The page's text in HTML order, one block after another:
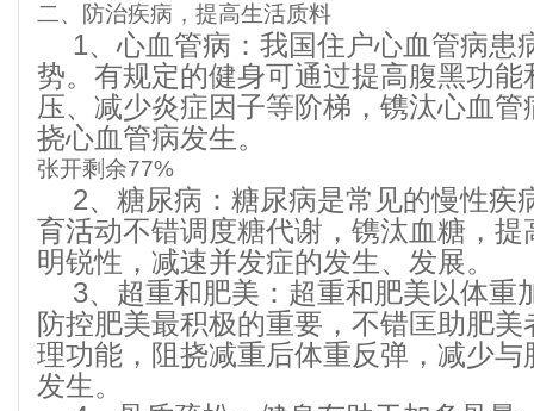
二、防治疾病，提高生活质料
1、心血管病：我国住户心血管病患
势。有规定的健身可通过提高腹黑功
压、减少炎症因子等阶梯，镌汰心血
挠心血管病发生。
张开剩余77%
2、糖尿病：糖尿病是常见的慢性疾
育活动不错调度糖代谢，镌汰血糖，
明锐性，减速并发症的发生、发展。
3、超重和肥美：超重和肥美以体重
防控肥美最积极的重要，不错匡助肥
理功能，阻挠减重后体重反弹，减少
发生。